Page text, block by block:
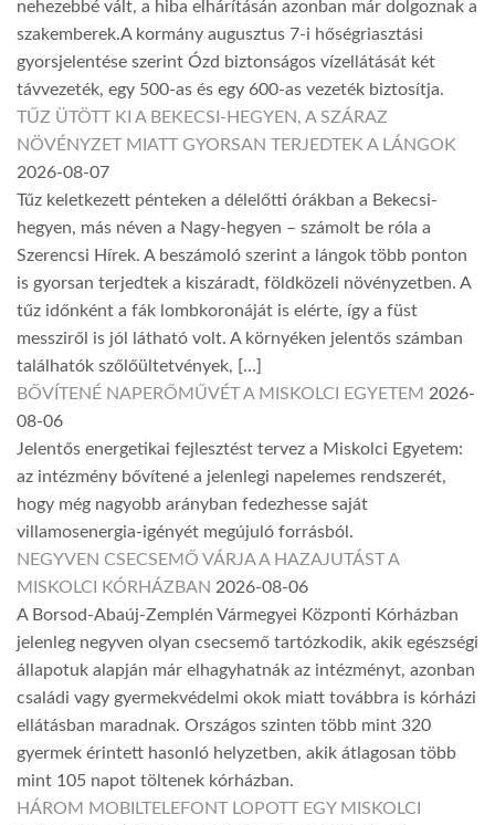
nehezebbé vált, a hiba elhárításán azonban már dolgoznak a
szakemberek.A kormány augusztus 7-i hőségriasztási
gyorsjelentése szerint Ózd biztonságos vízellátását két
távvezeték, egy 500-as és egy 600-as vezeték biztosítja.
TŰZ ÜTÖTT KI A BEKECSI-HEGYEN, A SZÁRAZ
NÖVÉNYZET MIATT GYORSAN TERJEDTEK A LÁNGOK
2026-08-07
Tűz keletkezett pénteken a délelőtti órákban a Bekecsi-
hegyen, más néven a Nagy-hegyen – számolt be róla a
Szerencsi Hírek. A beszámoló szerint a lángok több ponton
is gyorsan terjedtek a kiszáradt, földközeli növényzetben. A
tűz időnként a fák lombkoronáját is elérte, így a füst
messziről is jól látható volt. A környéken jelentős számban
találhatók szőlőültetvények, […]
BŐVÍTENÉ NAPERŐMŰVÉT A MISKOLCI EGYETEM 2026-
08-06
Jelentős energetikai fejlesztést tervez a Miskolci Egyetem:
az intézmény bővítené a jelenlegi napelemes rendszerét,
hogy még nagyobb arányban fedezhesse saját
villamosenergia-igényét megújuló forrásból.
NEGYVEN CSECSEMŐ VÁRJA A HAZAJUTÁST A
MISKOLCI KÓRHÁZBAN 2026-08-06
A Borsod-Abaúj-Zemplén Vármegyei Központi Kórházban
jelenleg negyven olyan csecsemő tartózkodik, akik egészségi
állapotuk alapján már elhagyhatnák az intézményt, azonban
családi vagy gyermekvédelmi okok miatt továbbra is kórházi
ellátásban maradnak. Országos szinten több mint 320
gyermek érintett hasonló helyzetben, akik átlagosan több
mint 105 napot töltenek kórházban.
HÁROM MOBILTELEFONT LOPOTT EGY MISKOLCI